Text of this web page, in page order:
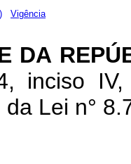
Vigência
DA
inciso
da Lei n°